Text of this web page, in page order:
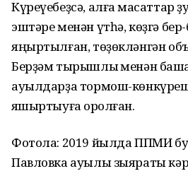
Күреүебеҙсә, алға маҡсаттар
эштәре менән үтһә, көҙгә
яңыртылған, төҙөкләнгән
Берҙәм тырышлыҡ менән
ауылдарҙа тормош-
яҡшыртыуға ҡоролған.
Фотола: 2019 йылда ППМИ
Павловка ауылы зыяраты